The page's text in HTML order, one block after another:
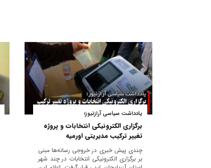
یادداشت سیاسی آرازنیوز؛
برگزاری الکترونیکی انتخابات و پروژه
تغییر ترکیب مدیریتی اورمیه
چندی پیش خبری در خروجی رسانه‌ها مبنی
بر برگزاری الکترونیکی انتخابات در چند شهر